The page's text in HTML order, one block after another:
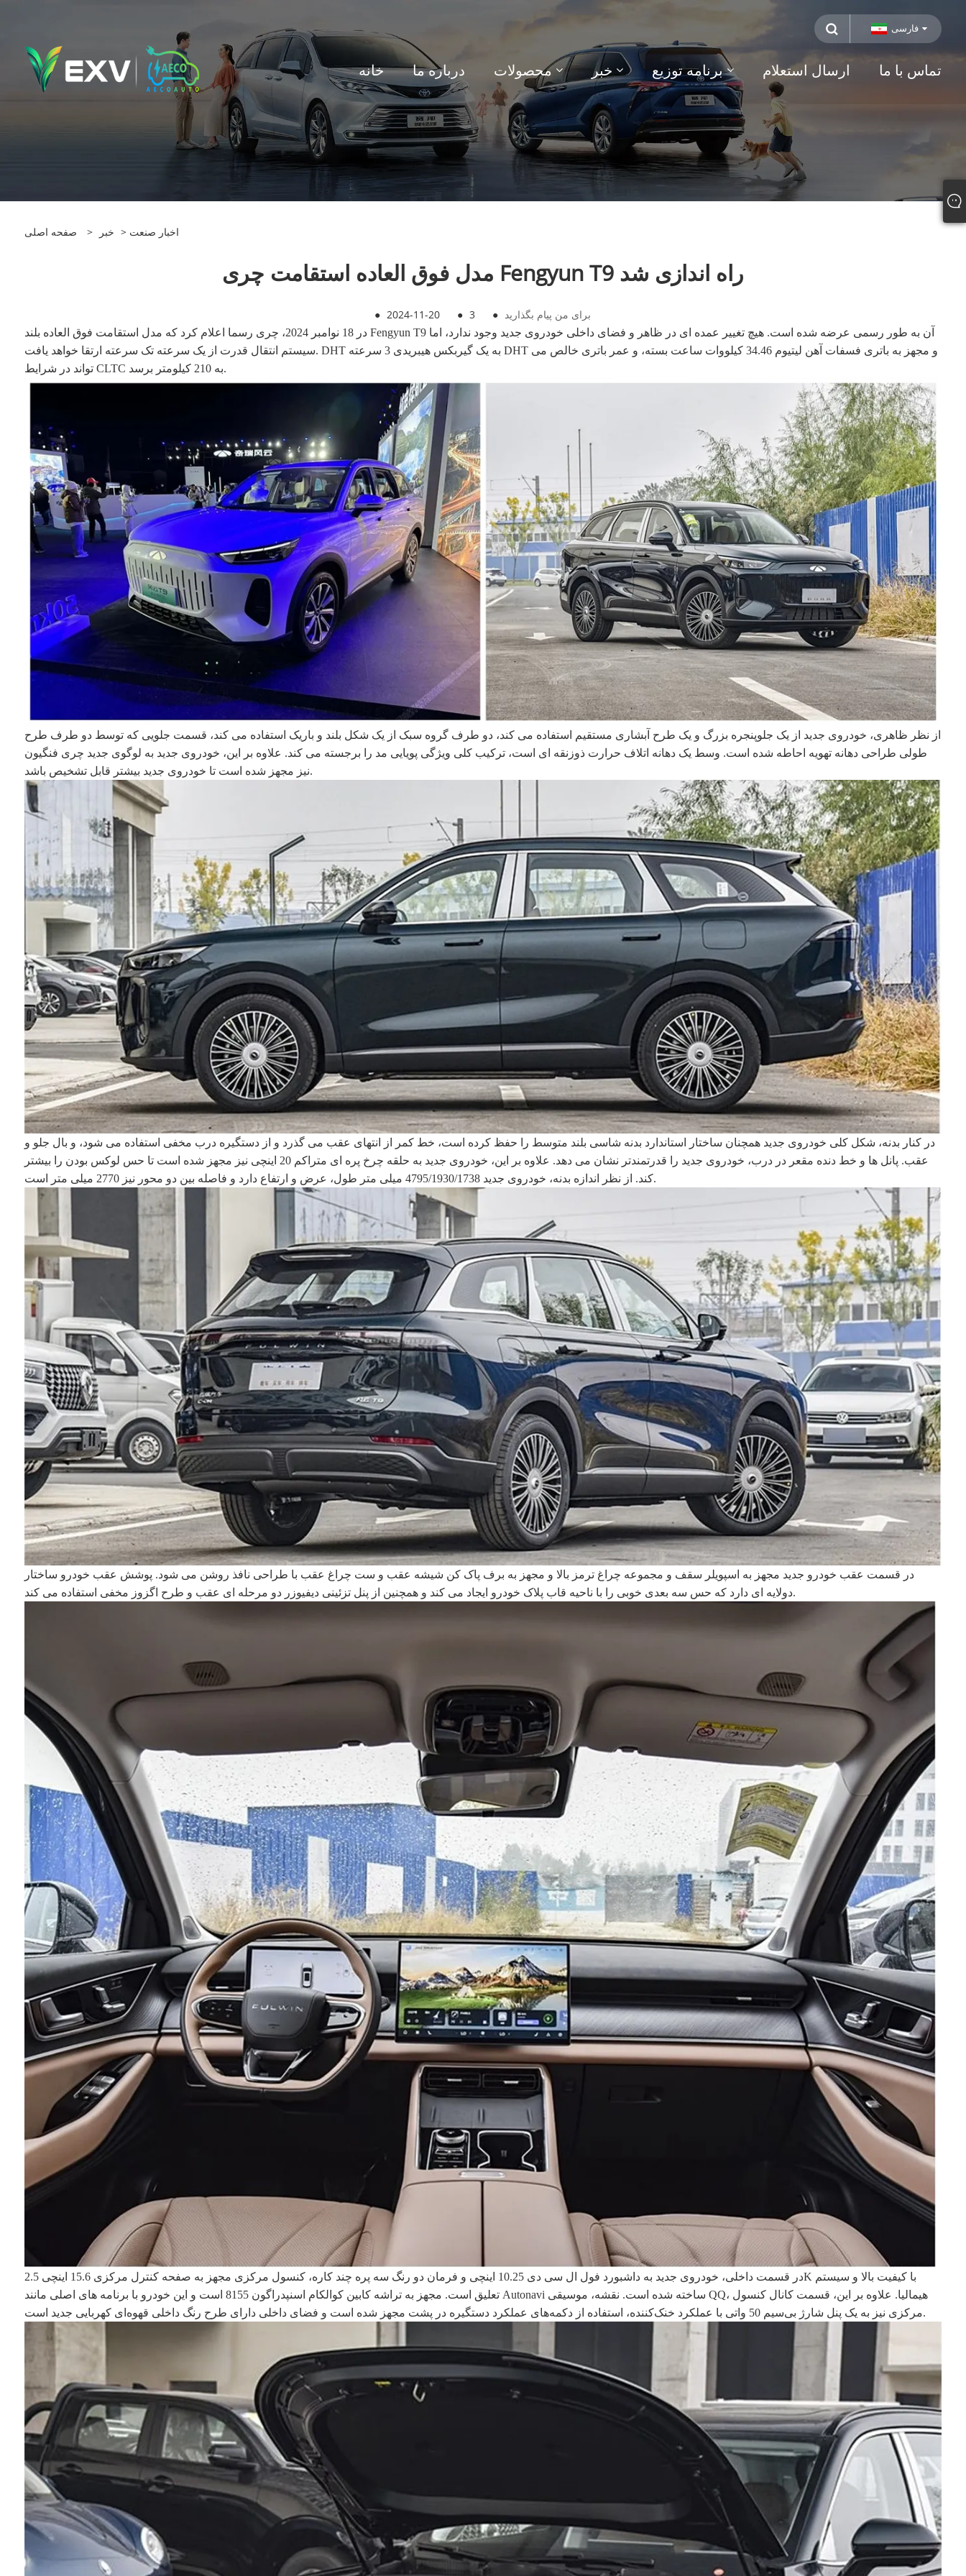
فارسی
خانه درباره ما محصولات خبر برنامه توزیع ارسال استعلام تماس با ما
صفحه اصلی > خبر > اخبار صنعت
مدل فوق العاده استقامت چری Fengyun T9 راه اندازی شد
● 2024-11-20 ● 3 ● برای من پیام بگذارید
در 18 نوامبر 2024، چری رسما اعلام کرد که مدل استقامت فوق العاده بلند Fengyun T9 آن به طور رسمی عرضه شده است. هیچ تغییر عمده ای در ظاهر و فضای داخلی خودروی جدید وجود ندارد، اما
سیستم انتقال قدرت از یک سرعته تک سرعته ارتقا خواهد یافت. DHT به یک گیربکس هیبریدی 3 سرعته DHT و مجهز به باتری فسفات آهن لیتیوم 34.46 کیلووات ساعت بسته، و عمر باتری خالص می
تواند در شرایط CLTC به 210 کیلومتر برسد.
از نظر ظاهری، خودروی جدید از یک جلوپنجره بزرگ و یک طرح آبشاری مستقیم استفاده می کند، دو طرف گروه سبک از یک شکل بلند و باریک استفاده می کند، قسمت جلویی که توسط دو طرف طرح
طولی طراحی دهانه تهویه احاطه شده است. وسط یک دهانه اتلاف حرارت ذوزنقه ای است، ترکیب کلی ویژگی پویایی مد را برجسته می کند. علاوه بر این، خودروی جدید به لوگوی جدید چری فنگیون
نیز مجهز شده است تا خودروی جدید بیشتر قابل تشخیص باشد.
در کنار بدنه، شکل کلی خودروی جدید همچنان ساختار استاندارد بدنه شاسی بلند متوسط ​​را حفظ کرده است، خط کمر از انتهای عقب می گذرد و از دستگیره درب مخفی استفاده می شود، و بال جلو و
عقب. پانل ها و خط دنده مقعر در درب، خودروی جدید را قدرتمندتر نشان می دهد. علاوه بر این، خودروی جدید به حلقه چرخ پره ای متراکم 20 اینچی نیز مجهز شده است تا حس لوکس بودن را بیشتر
کند. از نظر اندازه بدنه، خودروی جدید 4795/1930/1738 میلی متر طول، عرض و ارتفاع دارد و فاصله بین دو محور نیز 2770 میلی متر است.
در قسمت عقب خودرو جدید مجهز به اسپویلر سقف و مجموعه چراغ ترمز بالا و مجهز به برف پاک کن شیشه عقب و ست چراغ عقب با طراحی نافذ روشن می شود. پوشش عقب خودرو ساختار
دولایه ای دارد که حس سه بعدی خوبی را با ناحیه قاب پلاک خودرو ایجاد می کند و همچنین از پنل تزئینی دیفیوزر دو مرحله ای عقب و طرح اگزوز مخفی استفاده می کند.
در قسمت داخلی، خودروی جدید به داشبورد فول ال سی دی 10.25 اینچی و فرمان دو رنگ سه پره چند کاره، کنسول مرکزی مجهز به صفحه کنترل مرکزی 15.6 اینچی 2.5K با کیفیت بالا و سیستم
تعلیق است. مجهز به تراشه کابین کوالکام اسنپدراگون 8155 است و این خودرو با برنامه های اصلی مانند Autonavi ساخته شده است. نقشه، موسیقی QQ، هیمالیا. علاوه بر این، قسمت کانال کنسول
مرکزی نیز به یک پنل شارژ بی‌سیم 50 واتی با عملکرد خنک‌کننده، استفاده از دکمه‌های عملکرد دستگیره در پشت مجهز شده است و فضای داخلی دارای طرح رنگ داخلی قهوه‌ای کهربایی جدید است.